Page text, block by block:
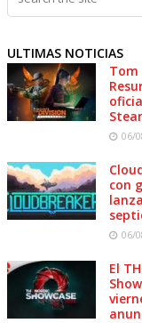
ULTIMAS NOTICIAS
Tom
06/
con
06/
El